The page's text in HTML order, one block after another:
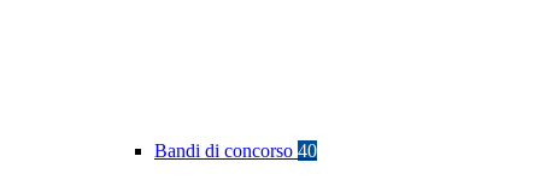
Bandi di concorso 40